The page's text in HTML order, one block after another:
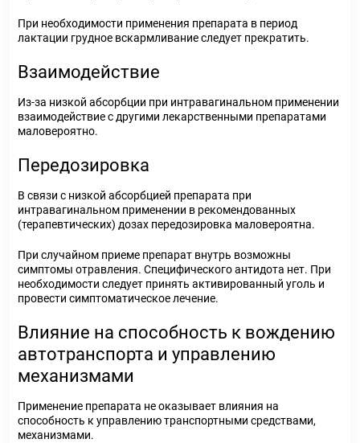
При необходимости применения препарата в период
лактации грудное вскармливание следует прекратить.
Взаимодействие
Из-за низкой абсорбции при интравагинальном применении
взаимодействие с другими лекарственными препаратами
маловероятно.
Передозировка
В связи с низкой абсорбцией препарата при
интравагинальном применении в рекомендованных
(терапевтических) дозах передозировка маловероятна.
При случайном приеме препарат внутрь возможны
симптомы отравления. Специфического антидота нет. При
необходимости следует принять активированный уголь и
провести симптоматическое лечение.
Влияние на способность к вождению
автотранспорта и управлению
механизмами
Применение препарата не оказывает влияния на
способность к управлению транспортными средствами,
механизмами.